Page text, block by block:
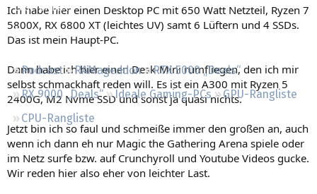
Leserartikel
Regeln
Podcast RAMageddon
RTX 5000 „Deals“
RX 9000 „Deals“
Ideale Gaming-PCs
GPU-Rangliste
CPU-Rangliste
Ich habe hier einen Desktop PC mit 650 Watt Netzteil, Ryzen 7
5800X, RX 6800 XT (leichtes UV) samt 6 Lüftern und 4 SSDs.
Das ist mein Haupt-PC.
Dann habe ich hier einen Desk-Mini rumfliegen, den ich mir
selbst schmackhaft reden will. Es ist ein A300 mit Ryzen 5
2400G, M2 Nvme SSD und sonst ja quasi nichts.
Jetzt bin ich so faul und schmeiße immer den großen an, auch
wenn ich dann eh nur Magic the Gathering Arena spiele oder
im Netz surfe bzw. auf Crunchyroll und Youtube Videos gucke.
Wir reden hier also eher von leichter Last.